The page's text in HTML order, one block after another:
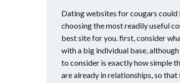
Dating websites for cougars could
choosing the most readily useful
best site for you. first, consider
with a big individual base,
to consider is exactly how simple
are already in relationships, so